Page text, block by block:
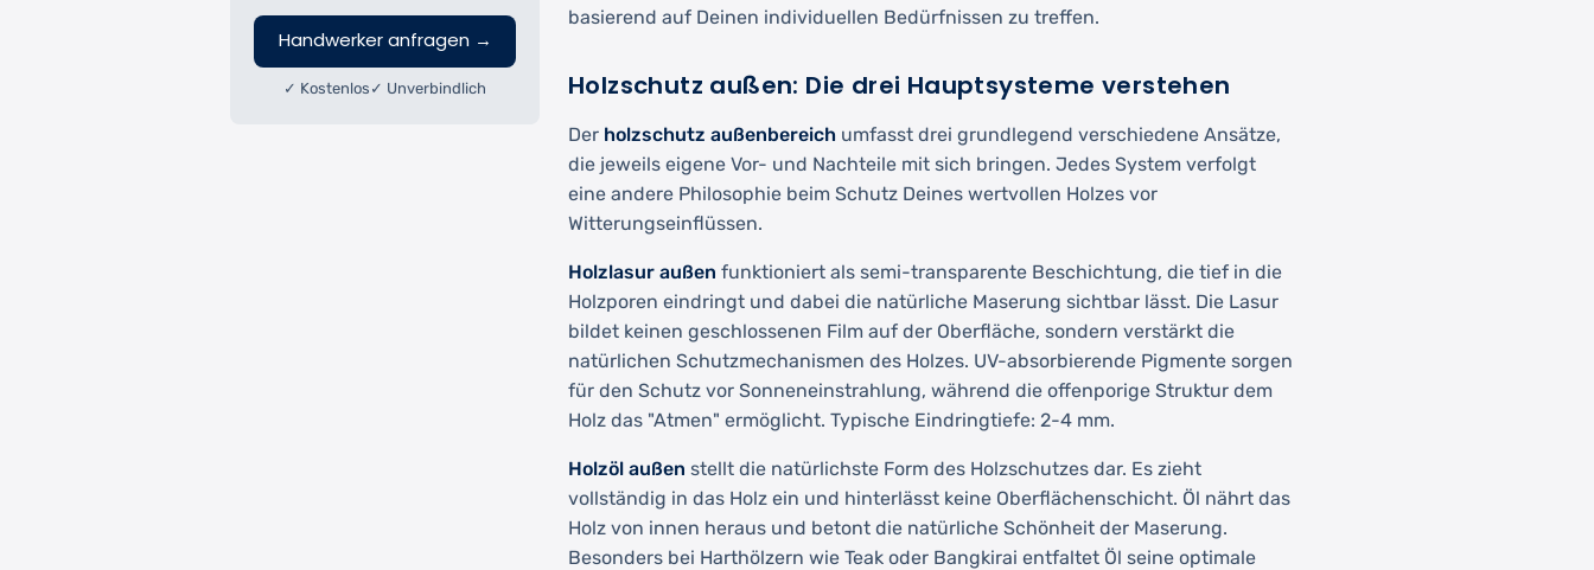
Handwerker anfragen →
✓ Kostenlos ✓ Unverbindlich
basierend auf Deinen individuellen Bedürfnissen zu treffen.
Holzschutz außen: Die drei Hauptsysteme verstehen
Der holzschutz außenbereich umfasst drei grundlegend verschiedene Ansätze,
die jeweils eigene Vor- und Nachteile mit sich bringen. Jedes System verfolgt
eine andere Philosophie beim Schutz Deines wertvollen Holzes vor
Witterungseinflüssen.
Holzlasur außen funktioniert als semi-transparente Beschichtung, die tief in die
Holzporen eindringt und dabei die natürliche Maserung sichtbar lässt. Die Lasur
bildet keinen geschlossenen Film auf der Oberfläche, sondern verstärkt die
natürlichen Schutzmechanismen des Holzes. UV-absorbierende Pigmente sorgen
für den Schutz vor Sonneneinstrahlung, während die offenporige Struktur dem
Holz das "Atmen" ermöglicht. Typische Eindringtiefe: 2-4 mm.
Holzöl außen stellt die natürlichste Form des Holzschutzes dar. Es zieht
vollständig in das Holz ein und hinterlässt keine Oberflächenschicht. Öl nährt das
Holz von innen heraus und betont die natürliche Schönheit der Maserung.
Besonders bei Harthölzern wie Teak oder Bangkirai entfaltet Öl seine optimale